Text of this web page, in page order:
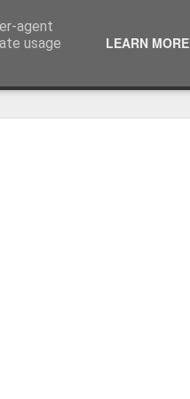
agent
usage
LEARN MORE